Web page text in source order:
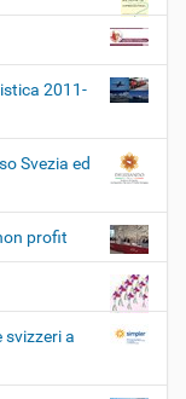
2011-
Svezia ed
profit
a